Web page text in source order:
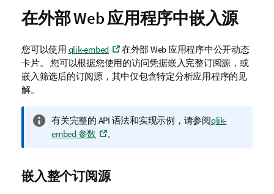
在外部 Web 应用程序中嵌入源
您可以使用 qlik-embed
在外部 Web 应用程序中公开动态
卡片。
您可以根据您使用的访问凭据嵌入完整订阅源，或
嵌入筛选后的订阅源，其中仅包含特定分析应用程序的见
解。
信
息
有关完整的 API 语法和实现示例，请参阅qlik-
embed 参数 。
嵌入整个订阅源